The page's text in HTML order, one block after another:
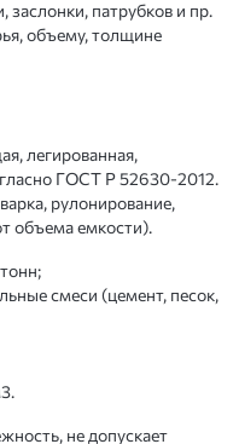
заслонки, патрубков и пр.
объему, толщине
легированная,
ГОСТ Р 52630-2012.
рулонирование,
объема емкости).
смеси (цемент, песок,
не допускает